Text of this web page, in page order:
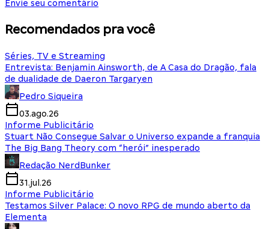
Envie seu comentário
Recomendados pra você
Séries, TV e Streaming
Entrevista: Benjamin Ainsworth, de A Casa do Dragão, fala
de dualidade de Daeron Targaryen
Pedro Siqueira
03.ago.26
Informe Publicitário
Stuart Não Consegue Salvar o Universo expande a franquia
The Big Bang Theory com “herói” inesperado
Redação NerdBunker
31.jul.26
Informe Publicitário
Testamos Silver Palace: O novo RPG de mundo aberto da
Elementa